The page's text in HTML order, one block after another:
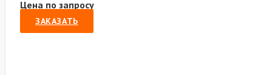
Цена по запросу
ЗАКАЗАТЬ